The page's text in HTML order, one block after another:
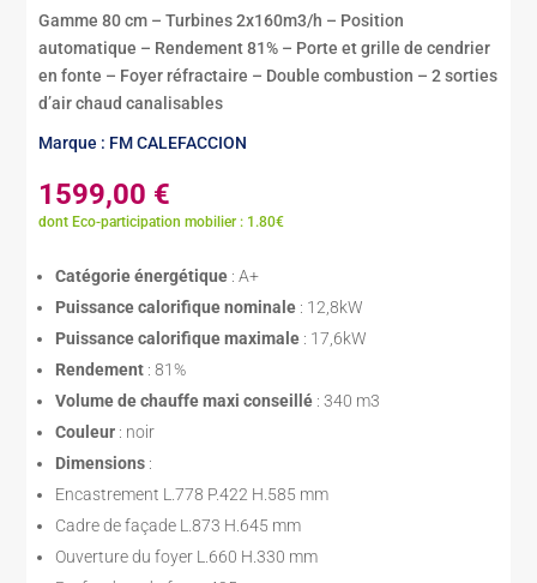
Gamme 80 cm – Turbines 2x160m3/h – Position
automatique – Rendement 81% – Porte et grille de cendrier
en fonte – Foyer réfractaire – Double combustion – 2 sorties
d’air chaud canalisables
Marque : FM CALEFACCION
1599,00 €
dont Eco-participation mobilier : 1.80€
Catégorie énergétique : A+
Puissance calorifique nominale : 12,8kW
Puissance calorifique maximale : 17,6kW
Rendement : 81%
Volume de chauffe maxi conseillé : 340 m3
Couleur : noir
Dimensions :
Encastrement L.778 P.422 H.585 mm
Cadre de façade L.873 H.645 mm
Ouverture du foyer L.660 H.330 mm